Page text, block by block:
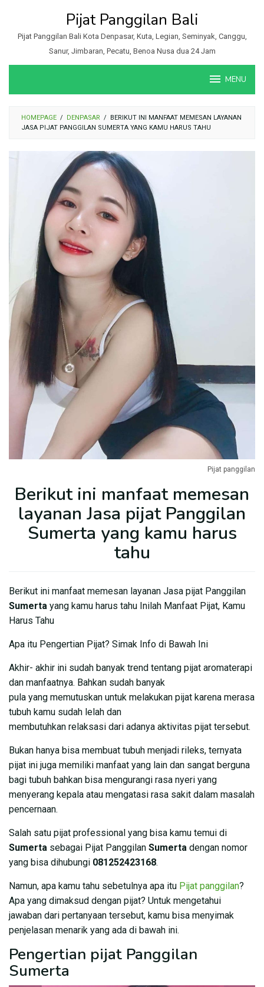
konten
Pijat Panggilan Bali
Pijat Panggilan Bali Kota Denpasar, Kuta, Legian, Seminyak, Canggu,
Sanur, Jimbaran, Pecatu, Benoa Nusa dua 24 Jam
MENU
HOMEPAGE / DENPASAR /
BERIKUT INI MANFAAT MEMESAN LAYANAN
JASA PIJAT PANGGILAN SUMERTA YANG KAMU HARUS TAHU
Pijat panggilan
Berikut ini manfaat memesan
layanan Jasa pijat Panggilan
Sumerta yang kamu harus
tahu
Berikut ini manfaat memesan layanan Jasa pijat Panggilan
Sumerta yang kamu harus tahu Inilah Manfaat Pijat, Kamu
Harus Tahu
Apa itu Pengertian Pijat? Simak Info di Bawah Ini
Akhir- akhir ini sudah banyak trend tentang pijat aromaterapi
dan manfaatnya. Bahkan sudah banyak
pula yang memutuskan untuk melakukan pijat karena merasa
tubuh kamu sudah lelah dan
membutuhkan relaksasi dari adanya aktivitas pijat tersebut.
Bukan hanya bisa membuat tubuh menjadi rileks, ternyata
pijat ini juga memiliki manfaat yang lain dan sangat berguna
bagi tubuh bahkan bisa mengurangi rasa nyeri yang
menyerang kepala atau mengatasi rasa sakit dalam masalah
pencernaan.
Salah satu pijat professional yang bisa kamu temui di
Sumerta sebagai Pijat Panggilan Sumerta dengan nomor
yang bisa dihubungi 081252423168.
Namun, apa kamu tahu sebetulnya apa itu Pijat panggilan?
Apa yang dimaksud dengan pijat? Untuk mengetahui
jawaban dari pertanyaan tersebut, kamu bisa menyimak
penjelasan menarik yang ada di bawah ini.
Pengertian pijat Panggilan
Sumerta